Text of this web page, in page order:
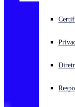
Enfrentando um
Português (Brasil)